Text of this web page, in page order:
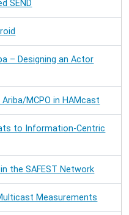
SEND
– Designing an Actor
MCPO in HAMcast
to Information-Centric
the SAFEST Network
Measurements